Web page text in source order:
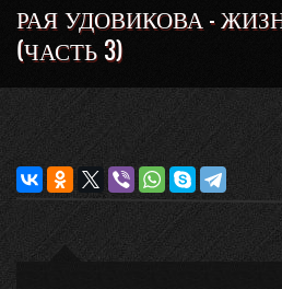
РАЯ УДОВИКОВА -
(ЧАСТЬ 3)